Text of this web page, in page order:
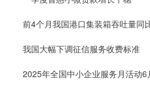
前4个月我国港口集装箱吞吐量同
我国大幅下调征信服务收费标准
2025年全国中小企业服务月活动6